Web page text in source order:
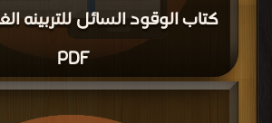
PDF
قراءة و تحميل كتاب كتاب الوقود السائل للتربينه الغازيه v94 2 PDF مجانا | مكتبة >
كتب في لينكات مباشرة| التحميل : مرة/مرات